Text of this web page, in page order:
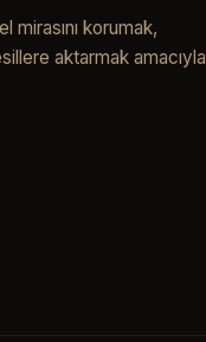
mirasını korumak,
aktarmak amacıyla